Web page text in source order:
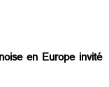
en Europe invité